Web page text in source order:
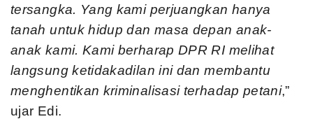
tersangka. Yang kami perjuangkan hanya
tanah untuk hidup dan masa depan anak-
anak kami. Kami berharap DPR RI melihat
langsung ketidakadilan ini dan membantu
menghentikan kriminalisasi terhadap petani,”
ujar Edi.